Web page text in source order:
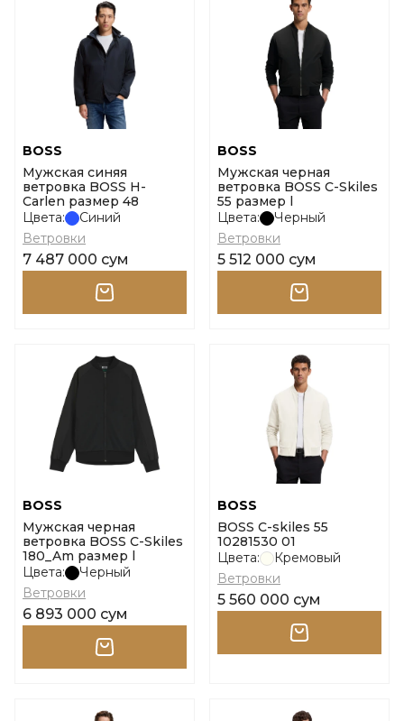
BOSS
Мужская синяя
ветровка BOSS H-
Carlen размер 48
Цвета:
Синий
Ветровки
7 487 000 сум
BOSS
Мужская черная
ветровка BOSS C-Skiles
55 размер l
Цвета:
Черный
Ветровки
5 512 000 сум
BOSS
Мужская черная
ветровка BOSS C-Skiles
180_Am размер l
Цвета:
Черный
Ветровки
6 893 000 сум
BOSS
BOSS C-skiles 55
10281530 01
Цвета:
Кремовый
Ветровки
5 560 000 сум